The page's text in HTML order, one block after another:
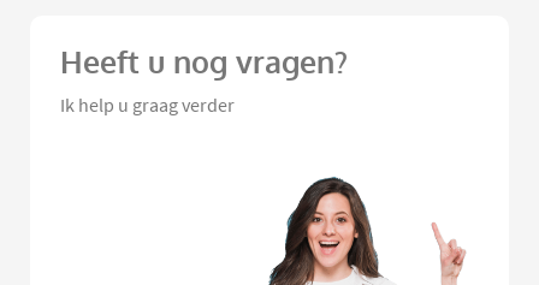
Heeft u nog vragen?
Ik help u graag verder